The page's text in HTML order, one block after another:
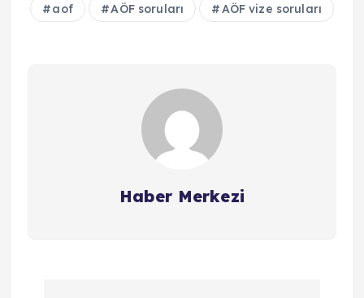
aof AÖF soruları AÖF vize soruları
Haber Merkezi